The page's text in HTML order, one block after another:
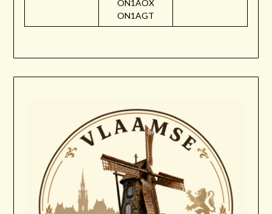
ON1AOX
ON1AGT